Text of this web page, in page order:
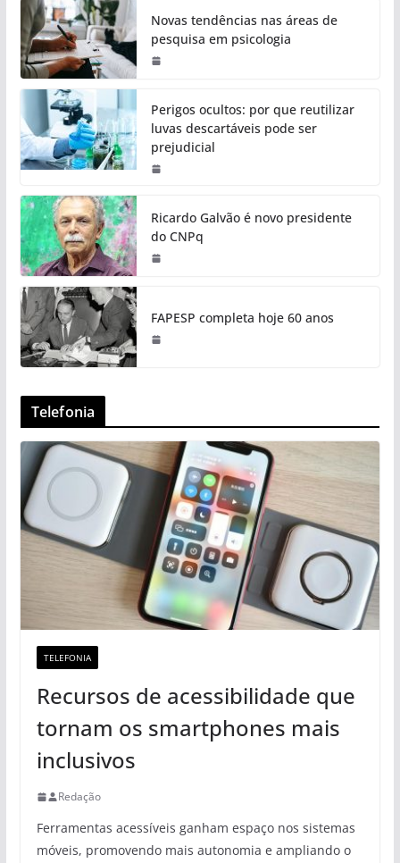
Novas tendências nas áreas de
pesquisa em psicologia
Perigos ocultos: por que reutilizar
luvas descartáveis pode ser
prejudicial
Ricardo Galvão é novo presidente
do CNPq
FAPESP completa hoje 60 anos
Telefonia
TELEFONIA
Recursos de acessibilidade que
tornam os smartphones mais
inclusivos
Redação
Ferramentas acessíveis ganham espaço nos sistemas
móveis, promovendo mais autonomia e ampliando o